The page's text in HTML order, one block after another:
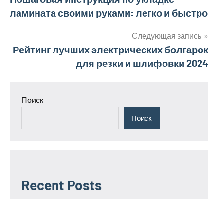
по
ламината своими руками: легко и быстро
Следующая запись
Рейтинг лучших электрических болгарок
для резки и шлифовки 2024
Поиск
Поиск
Recent Posts